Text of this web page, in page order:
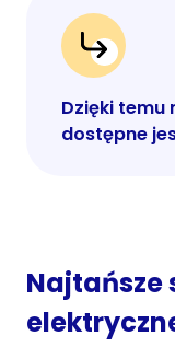
Dzięki
dostępne
Najtańsze